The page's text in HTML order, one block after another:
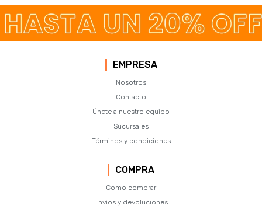
EMPRESA
Nosotros
Contacto
Únete a nuestro equipo
Sucursales
Términos y condiciones
COMPRA
Como comprar
Envíos y devoluciones